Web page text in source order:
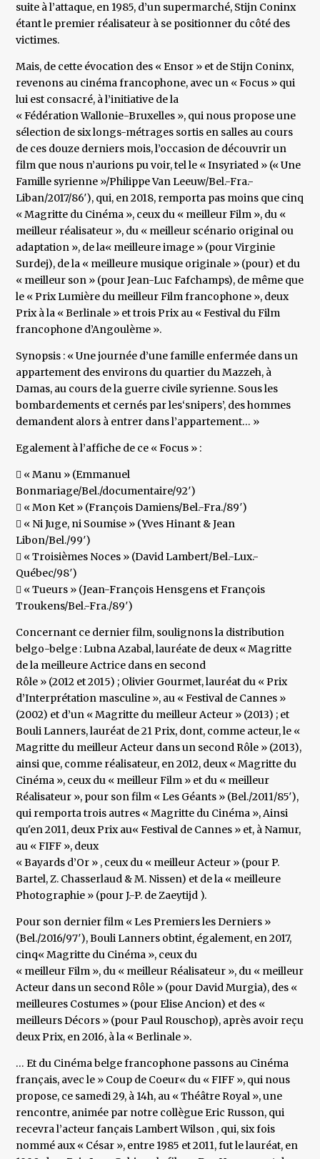
suite à l’attaque, en 1985, d’un supermarché, Stijn Coninx
étant le premier réalisateur à se positionner du côté des
victimes.
Mais, de cette évocation des « Ensor » et de Stijn Coninx,
revenons au cinéma francophone, avec un « Focus » qui
lui est consacré, à l’initiative de la
« Fédération Wallonie-Bruxelles », qui nous propose une
sélection de six longs-métrages sortis en salles au cours
de ces douze derniers mois, l’occasion de découvrir un
film que nous n’aurions pu voir, tel le « Insyriated » (« Une
Famille syrienne »/Philippe Van Leeuw/Bel.-Fra.-
Liban/2017/86′), qui, en 2018, remporta pas moins que cinq
« Magritte du Cinéma », ceux du « meilleur Film », du «
meilleur réalisateur », du « meilleur scénario original ou
adaptation », de la« meilleure image » (pour Virginie
Surdej), de la « meilleure musique originale » (pour) et du
« meilleur son » (pour Jean-Luc Fafchamps), de même que
le « Prix Lumière du meilleur Film francophone », deux
Prix à la « Berlinale » et trois Prix au « Festival du Film
francophone d’Angoulème ».
Synopsis : « Une journée d’une famille enfermée dans un
appartement des environs du quartier du Mazzeh, à
Damas, au cours de la guerre civile syrienne. Sous les
bombardements et cernés par les‘snipers’, des hommes
demandent alors à entrer dans l’appartement… »
Egalement à l’affiche de ce « Focus » :
 « Manu » (Emmanuel
Bonmariage/Bel./documentaire/92′)
 « Mon Ket » (François Damiens/Bel.-Fra./89′)
 « Ni Juge, ni Soumise » (Yves Hinant & Jean
Libon/Bel./99′)
 « Troisièmes Noces » (David Lambert/Bel.-Lux.-
Québec/98′)
 « Tueurs » (Jean-François Hensgens et François
Troukens/Bel.-Fra./89′)
Concernant ce dernier film, soulignons la distribution
belgo-belge : Lubna Azabal, lauréate de deux « Magritte
de la meilleure Actrice dans en second
Rôle » (2012 et 2015) ; Olivier Gourmet, lauréat du « Prix
d’Interprétation masculine », au « Festival de Cannes »
(2002) et d’un « Magritte du meilleur Acteur » (2013) ; et
Bouli Lanners, lauréat de 21 Prix, dont, comme acteur, le «
Magritte du meilleur Acteur dans un second Rôle » (2013),
ainsi que, comme réalisateur, en 2012, deux « Magritte du
Cinéma », ceux du « meilleur Film » et du « meilleur
Réalisateur », pour son film « Les Géants » (Bel./2011/85′),
qui remporta trois autres « Magritte du Cinéma », Ainsi
qu'en 2011, deux Prix au« Festival de Cannes » et, à Namur,
au « FIFF », deux
« Bayards d’Or » , ceux du « meilleur Acteur » (pour P.
Bartel, Z. Chasserlaud & M. Nissen) et de la « meilleure
Photographie » (pour J.-P. de Zaeytijd ).
Pour son dernier film « Les Premiers les Derniers »
(Bel./2016/97′), Bouli Lanners obtint, également, en 2017,
cinq« Magritte du Cinéma », ceux du
« meilleur Film », du « meilleur Réalisateur », du « meilleur
Acteur dans un second Rôle » (pour David Murgia), des «
meilleures Costumes » (pour Elise Ancion) et des «
meilleurs Décors » (pour Paul Rouschop), après avoir reçu
deux Prix, en 2016, à la « Berlinale ».
… Et du Cinéma belge francophone passons au Cinéma
français, avec le » Coup de Coeur« du « FIFF », qui nous
propose, ce samedi 29, à 14h, au « Théâtre Royal », une
rencontre, animée par notre collègue Eric Russon, qui
recevra l’acteur fançais Lambert Wilson , qui, six fois
nommé aux « César », entre 1985 et 2011, fut le lauréat, en